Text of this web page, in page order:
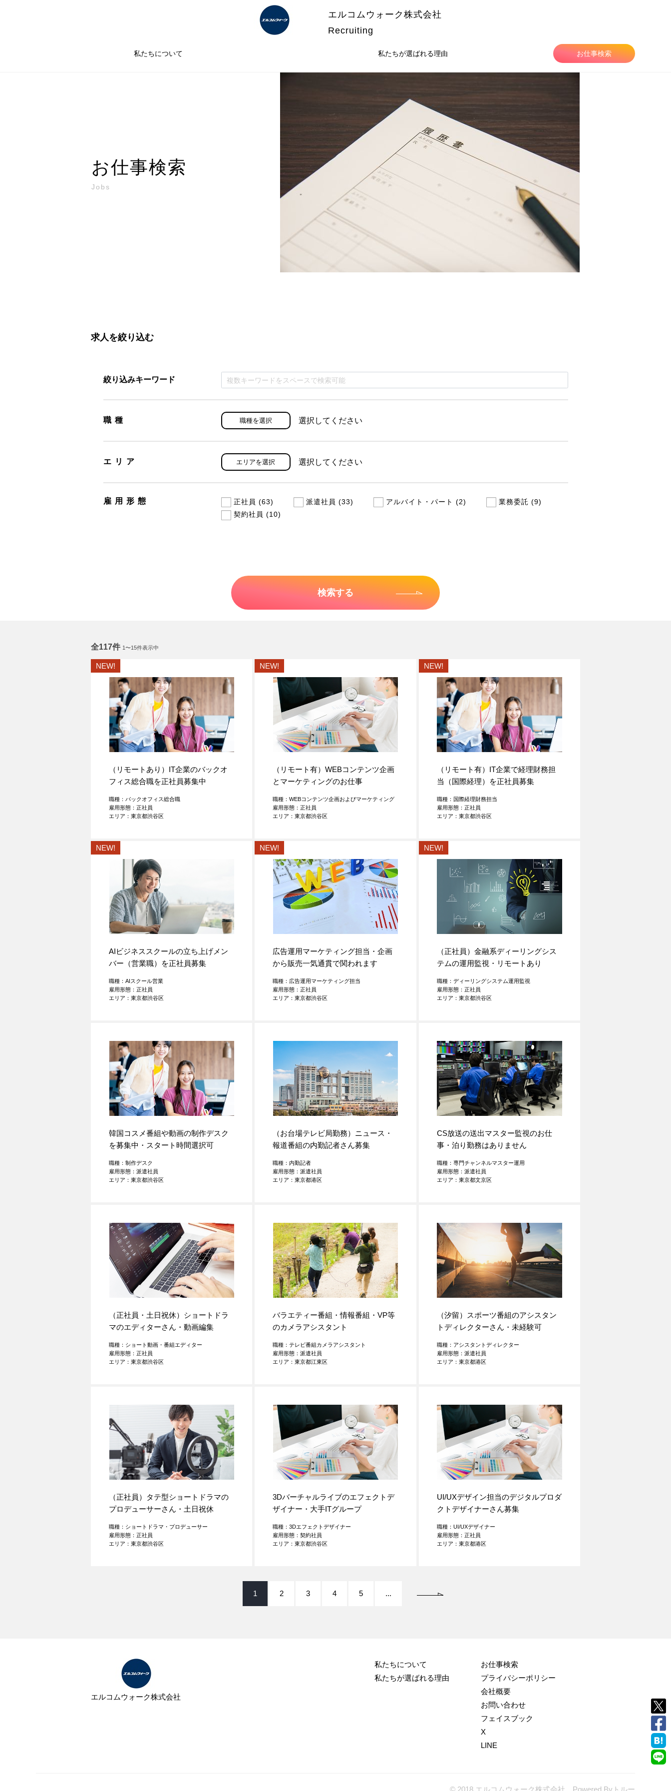
エルコムウォーク株式会社
Recruiting
私たちについて 私たちが選ばれる理由 お仕事検索
お仕事検索
Jobs
求人を絞り込む
絞り込みキーワード
職種 職種を選択 選択してください
エリア エリアを選択 選択してください
雇用形態 正社員 (63) 派遣社員 (33) アルバイト・パート (2)
業務委託 (9)
契約社員 (10)
全117件 1〜15件表示中
NEW!
（リモートあり）IT企業のバックオ
フィス総合職を正社員募集中
職種：バックオフィス総合職
雇用形態：正社員
エリア：東京都渋谷区
NEW!
（リモート有）WEBコンテンツ企画
とマーケティングのお仕事
職種：WEBコンテンツ企画およびマーケティング
雇用形態：正社員
エリア：東京都渋谷区
NEW!
（リモート有）IT企業で経理財務担
当（国際経理）を正社員募集
職種：国際経理財務担当
雇用形態：正社員
エリア：東京都渋谷区
NEW!
AIビジネススクールの立ち上げメン
バー（営業職）を正社員募集
職種：AIスクール営業
雇用形態：正社員
エリア：東京都渋谷区
NEW!
広告運用マーケティング担当・企画
から販売一気通貫で関われます
職種：広告運用マーケティング担当
雇用形態：正社員
エリア：東京都渋谷区
NEW!
（正社員）金融系ディーリングシス
テムの運用監視・リモートあり
職種：ディーリングシステム運用監視
雇用形態：正社員
エリア：東京都渋谷区
韓国コスメ番組や動画の制作デスク
を募集中・スタート時間選択可
職種：制作デスク
雇用形態：派遣社員
エリア：東京都渋谷区
（お台場テレビ局勤務）ニュース・
報道番組の内勤記者さん募集
職種：内勤記者
雇用形態：派遣社員
エリア：東京都港区
CS放送の送出マスター監視のお仕
事・泊り勤務はありません
職種：専門チャンネルマスター運用
雇用形態：派遣社員
エリア：東京都文京区
（正社員・土日祝休）ショートドラ
マのエディターさん・動画編集
職種：ショート動画・番組エディター
雇用形態：正社員
エリア：東京都渋谷区
バラエティー番組・情報番組・VP等
のカメラアシスタント
職種：テレビ番組カメラアシスタント
雇用形態：派遣社員
エリア：東京都江東区
（汐留）スポーツ番組のアシスタン
トディレクターさん・未経験可
職種：アシスタントディレクター
雇用形態：派遣社員
エリア：東京都港区
（正社員）タテ型ショートドラマの
プロデューサーさん・土日祝休
職種：ショートドラマ・プロデューサー
雇用形態：正社員
エリア：東京都渋谷区
3Dバーチャルライブのエフェクトデ
ザイナー・大手ITグループ
職種：3Dエフェクトデザイナー
雇用形態：契約社員
エリア：東京都渋谷区
UI/UXデザイン担当のデジタルプロダ
クトデザイナーさん募集
職種：UI/UXデザイナー
雇用形態：正社員
エリア：東京都港区
1 2 3 4 5 ...
私たちについて
私たちが選ばれる理由
お仕事検索
プライバシーポリシー
会社概要
お問い合わせ
フェイスブック
X
LINE
エルコムウォーク株式会社
© 2018 エルコムウォーク株式会社 Powered By トルー